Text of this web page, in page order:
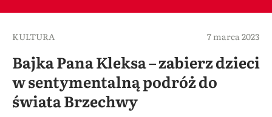
KULTURA 7 marca 2023
Bajka Pana Kleksa – zabierz dzieci
w sentymentalną podróż do
świata Brzechwy